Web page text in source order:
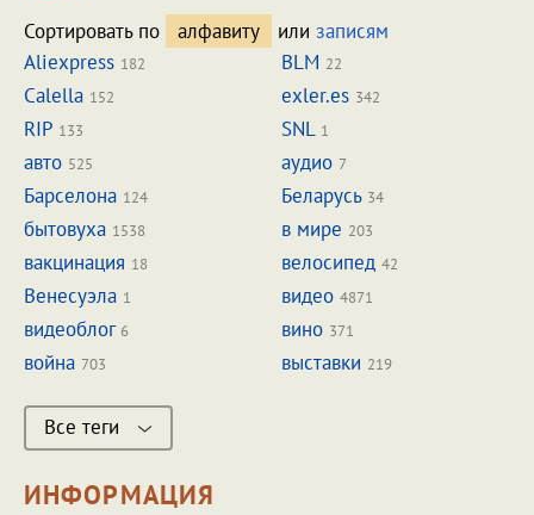
Сортировать по алфавиту или записям
Aliexpress 182 BLM 22
Calella 152 exler.es 342
RIP 133 SNL 1
авто 525 аудио 7
Барселона 124 Беларусь 34
бытовуха 1538 в мире 203
вакцинация 18 велосипед 42
Венесуэла 1 видео 4871
видеоблог 6 вино 371
война 703 выставки 219
Все теги
ИНФОРМАЦИЯ